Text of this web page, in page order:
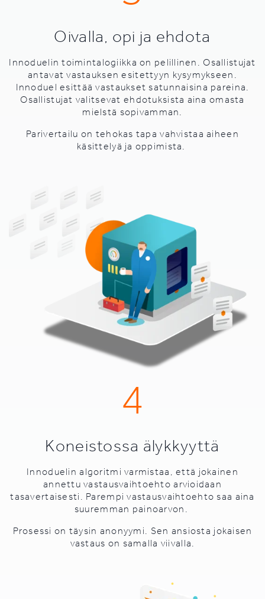
Oivalla, opi ja ehdota
Innoduelin toimintalogiikka on pelillinen. Osallistujat
antavat vastauksen esitettyyn kysymykseen.
Innoduel esittää vastaukset satunnaisina pareina.
Osallistujat valitsevat ehdotuksista aina omasta
mielstä sopivamman.
Parivertailu on tehokas tapa vahvistaa aiheen
käsittelyä ja oppimista.
4
Koneistossa älykkyyttä
Innoduelin algoritmi varmistaa, että jokainen
annettu vastausvaihtoehto arvioidaan
tasavertaisesti. Parempi vastausvaihtoehto saa aina
suuremman painoarvon.
Prosessi on täysin anonyymi. Sen ansiosta jokaisen
vastaus on samalla viivalla.